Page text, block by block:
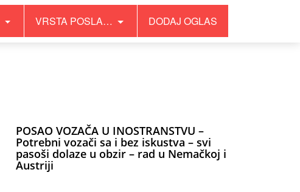
VRSTA POSLA… DODAJ OGLAS
POSAO VOZAČA U INOSTRANSTVU –
Potrebni vozači sa i bez iskustva – svi
pasoši dolaze u obzir – rad u Nemačkoj i
Austriji